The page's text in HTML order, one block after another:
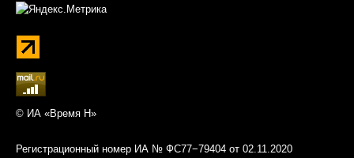
© ИА «Время Н»
Регистрационный номер ИА № ФС77−79404 от 02.11.2020